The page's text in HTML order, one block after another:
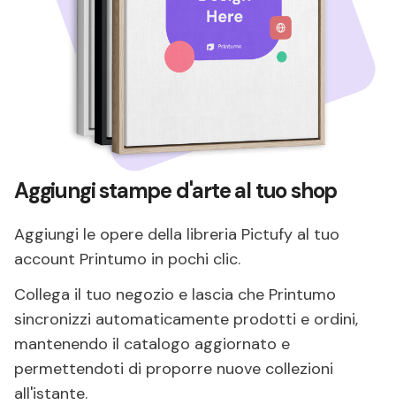
Aggiungi stampe d'arte al tuo shop
Aggiungi le opere della libreria Pictufy al tuo
account Printumo in pochi clic.
Collega il tuo negozio e lascia che Printumo
sincronizzi automaticamente prodotti e ordini,
mantenendo il catalogo aggiornato e
permettendoti di proporre nuove collezioni
all'istante.